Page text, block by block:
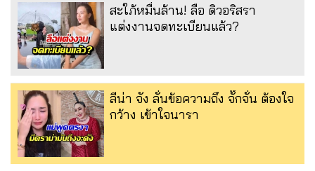
สะใภ้หมื่นล้าน! ลือ ดิวอริสรา
แต่งงานจดทะเบียนแล้ว?
ลีน่า จัง ลั่นข้อความถึง จั๊กจั่น ต้องใจ
กว้าง เข้าใจนารา